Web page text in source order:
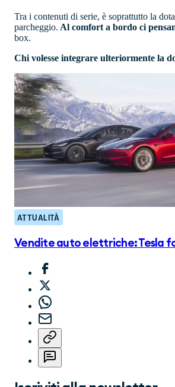
Tra i contenuti di serie, è soprattutto la
parcheggio. Al comfort a bordo ci
box.
Chi volesse integrare ulteriormente la
ATTUALITÀ
Vendite auto elettriche: Tesla